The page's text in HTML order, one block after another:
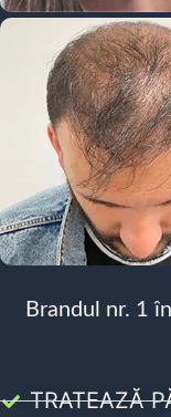
Brandul nr. 1
TRATEAZĂ